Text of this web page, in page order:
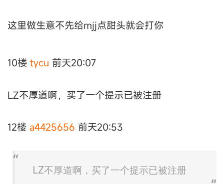
这里做生意不先给mjj点甜头就会打你
10楼 tycu 前天20:07
LZ不厚道啊，买了一个提示已被注册
12楼 a4425656 前天20:53
LZ不厚道啊，买了一个提示已被注册